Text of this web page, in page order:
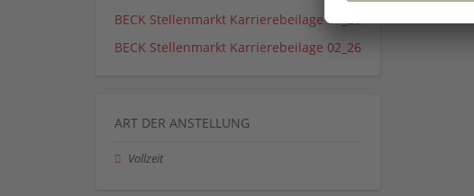
BECK Stellenmarkt Karrierebeilage 01_26
BECK Stellenmarkt Karrierebeilage 02_26
ART DER ANSTELLUNG
Vollzeit